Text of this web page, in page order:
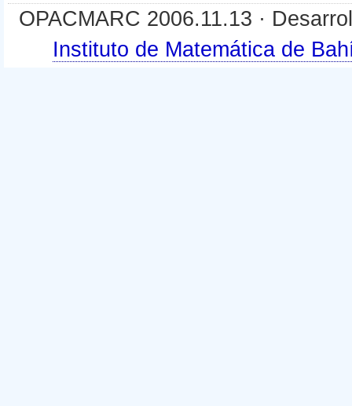
OPACMARC 2006.11.13 ·
Instituto de Matemática de